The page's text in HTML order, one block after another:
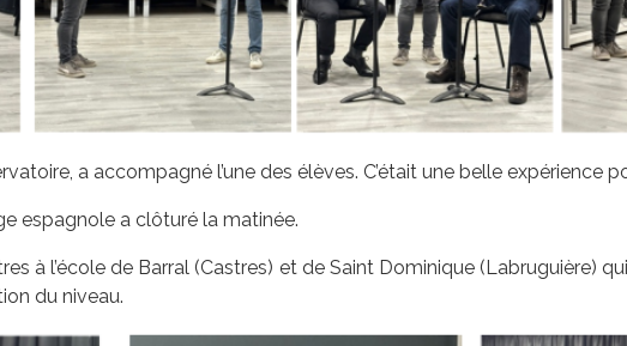
a accompagné l’une des élèves. C’était une belle expérience
espagnole a clôturé la matinée.
à l’école de Barral (Castres) et de Saint Dominique (Labruguière)
du niveau.